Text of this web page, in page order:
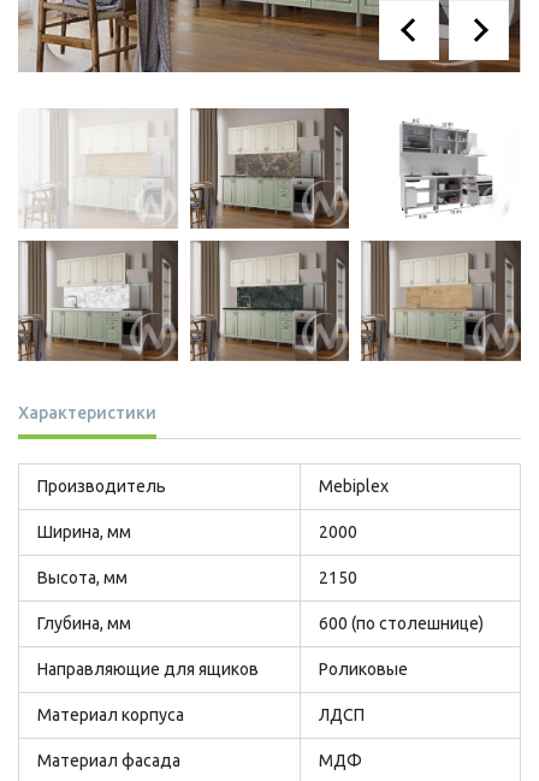
Характеристики
Производитель Mebiplex
Ширина, мм 2000
Высота, мм 2150
Глубина, мм 600 (по столешнице)
Направляющие для ящиков Роликовые
Материал корпуса ЛДСП
Материал фасада МДФ